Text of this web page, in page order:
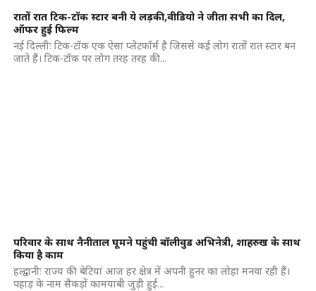
रातों रात टिक-टॉक स्टार बनी ये लड़की,वीडियो ने जीता सभी का दिल,
ऑफर हुई फिल्म
नई दिल्लीः टिक-टॉक एक ऐसा प्लेटफॉर्म है जिससे कई लोग रातों रात स्टार बन
जाते हैं। टिक-टॉक पर लोग तरह तरह की...
परिवार के साथ नैनीताल घूमने पहुंची बॉलीवुड अभिनेत्री, शाहरुख के साथ
किया है काम
हल्द्वानीः राज्य की बेटियां आज हर क्षेत्र में अपनी हुनर का लोहा मनवा रही हैं।
पहाड़ के नाम सैकड़ों कामयाबी जुड़ी हुई...